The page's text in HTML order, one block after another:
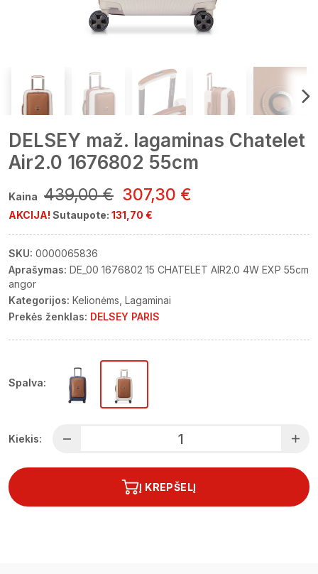
DELSEY maž. lagaminas Chatelet
Air2.0 1676802 55cm
Kaina 439,00 € 307,30 €
AKCIJA! Sutaupote: 131,70 €
SKU: 0000065836
Aprašymas: DE_00 1676802 15 CHATELET AIR2.0 4W EXP 55cm
angor
Kategorijos: Kelionėms Lagaminai
Prekės ženklas: DELSEY PARIS
Spalva:
Kiekis:
Į KREPŠELĮ